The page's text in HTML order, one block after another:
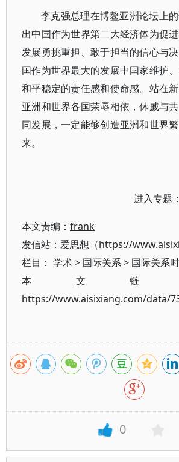
李克强总理在博鳌亚洲论坛上
出中国作为世界第二大经济体为促
发展勇挑重担、敢于担当的信心与
国作为世界最大的发展中国家维护
和平稳定的责任感和使命感。站在
亚洲和世界各国荣辱相依，休戚与
同发展，一定能够创造亚洲和世界
来。
进入专题
本文责编： frank
发信站：爱思想（https://
栏目： 学术> 国际关系> 国际关系
本文链
https://www.aisixiang.com/data/
0